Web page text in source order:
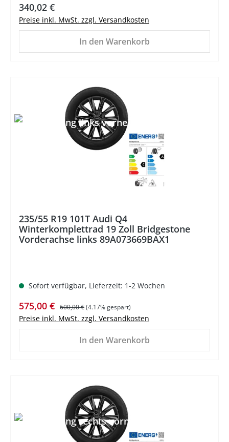
Regulärer Preis:
340,02 €
Preise inkl. MwSt. zzgl. Versandkosten
In den Warenkorb
235/55 R19 101T Audi Q4
Winterkomplettrad 19 Zoll Bridgestone
Vorderachse links 89A073669BAX1
Sofort verfügbar, Lieferzeit: 1-2 Wochen
Verkaufspreis:
575,00 € Regulärer Preis:
600,00 €(4.17% gespart)
Preise inkl. MwSt. zzgl. Versandkosten
In den Warenkorb